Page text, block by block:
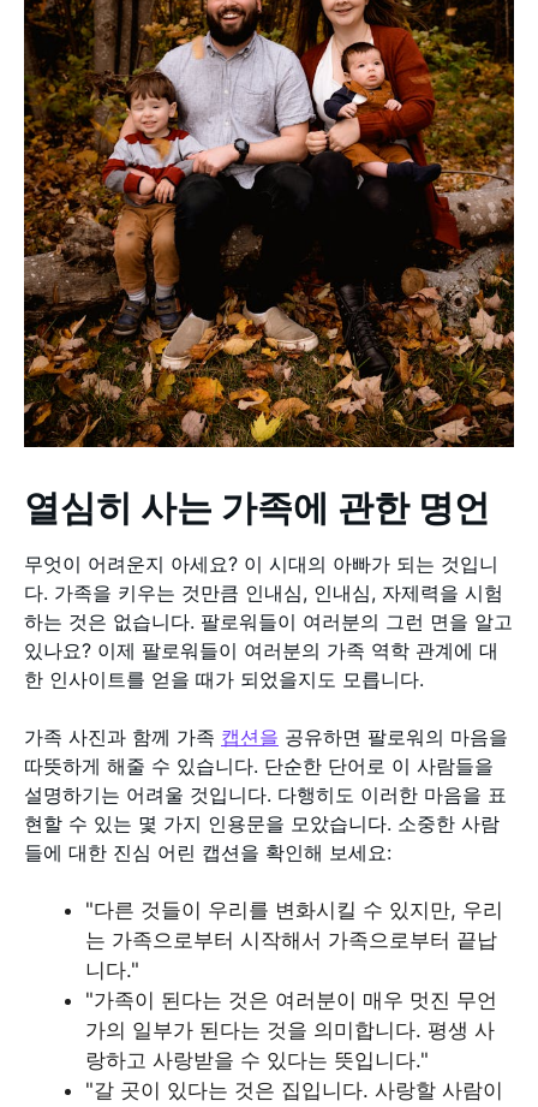
열심히 사는 가족에 관한 명언
무엇이 어려운지 아세요? 이 시대의 아빠가 되는 것입니
다. 가족을 키우는 것만큼 인내심, 인내심, 자제력을 시험
하는 것은 없습니다. 팔로워들이 여러분의 그런 면을 알고
있나요? 이제 팔로워들이 여러분의 가족 역학 관계에 대
한 인사이트를 얻을 때가 되었을지도 모릅니다.
가족 사진과 함께 가족 캡션을 공유하면 팔로워의 마음을
따뜻하게 해줄 수 있습니다. 단순한 단어로 이 사람들을
설명하기는 어려울 것입니다. 다행히도 이러한 마음을 표
현할 수 있는 몇 가지 인용문을 모았습니다. 소중한 사람
들에 대한 진심 어린 캡션을 확인해 보세요:
"다른 것들이 우리를 변화시킬 수 있지만, 우리
는 가족으로부터 시작해서 가족으로부터 끝납
니다."
"가족이 된다는 것은 여러분이 매우 멋진 무언
가의 일부가 된다는 것을 의미합니다. 평생 사
랑하고 사랑받을 수 있다는 뜻입니다."
"갈 곳이 있다는 것은 집입니다. 사랑할 사람이